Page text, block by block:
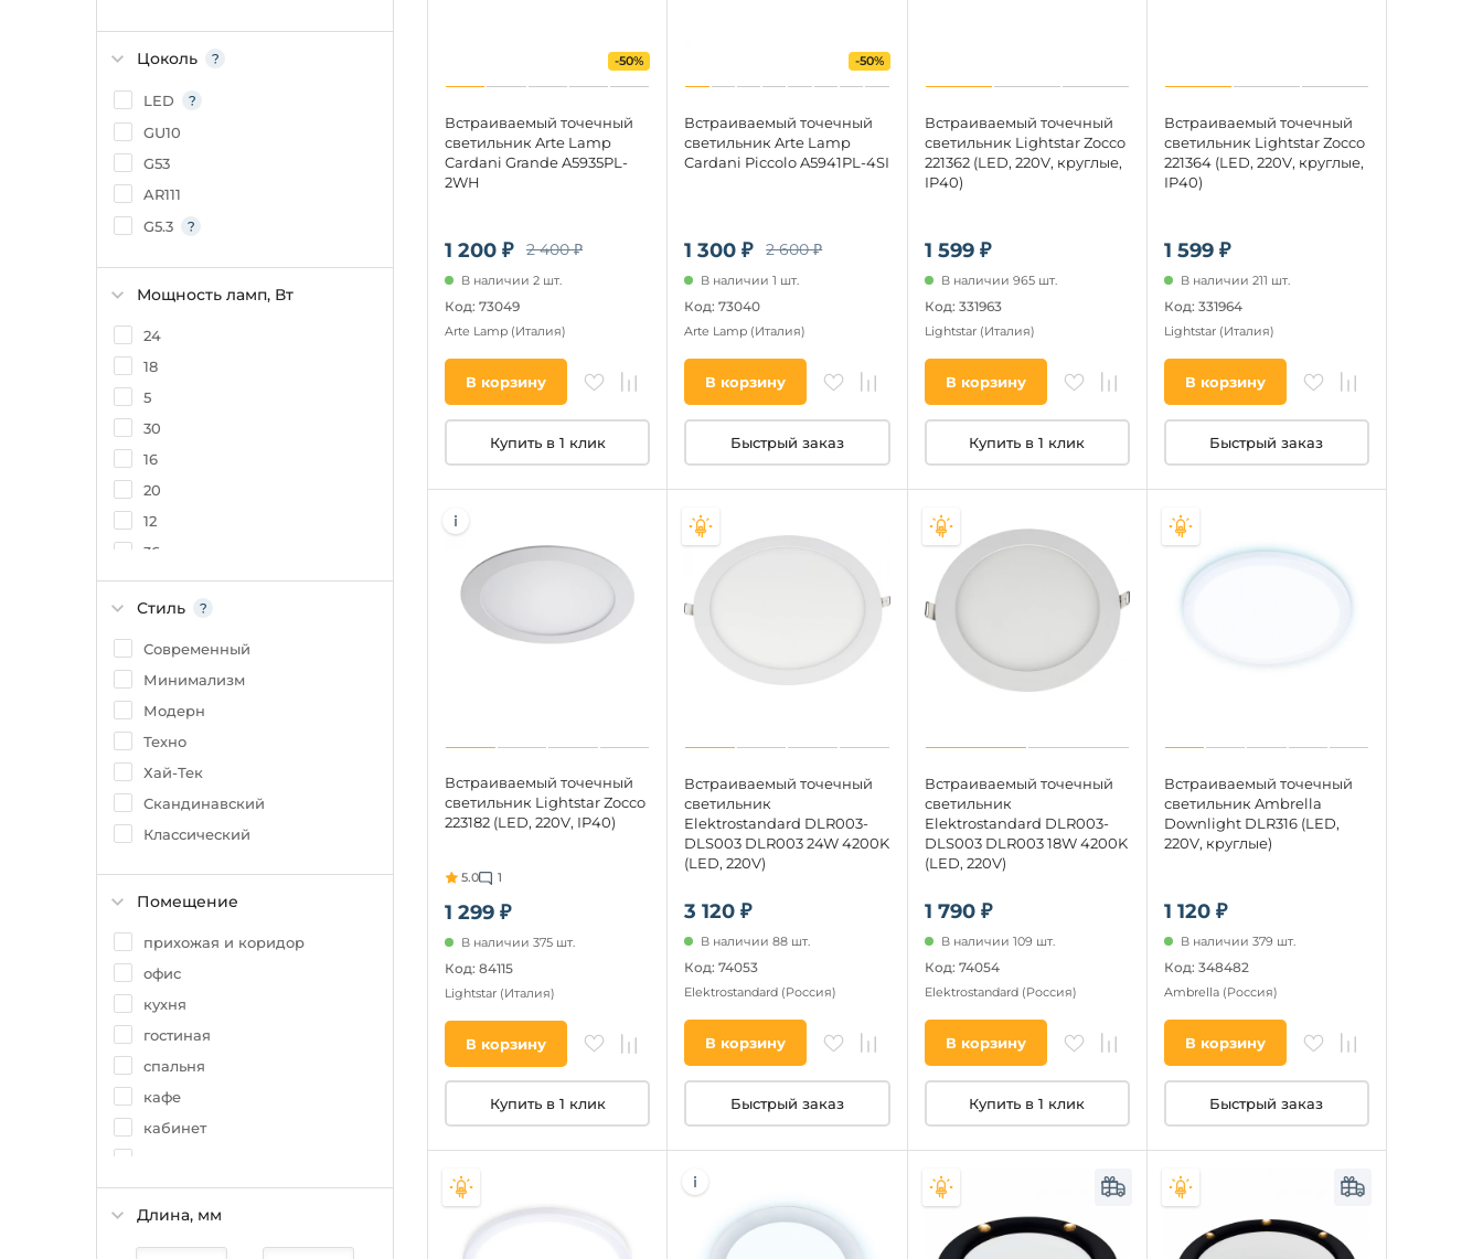
Цоколь
LED
GU10
G53
AR111
G5.3
Мощность ламп, Вт
24
18
5
30
16
20
12
36
26
40
50
13
27
6
Стиль
Современный
Минимализм
Модерн
Техно
Хай-Тек
Скандинавский
Классический
Помещение
прихожая и коридор
офис
кухня
гостиная
спальня
кафе
кабинет
ванная
холл
зал
Длина, мм
1 200 ₽ 2 400 ₽
-50%
Встраиваемый точечный
светильник Arte Lamp
Cardani Grande A5935PL-
2WH
В наличии 2 шт.
Код: 73049
Arte Lamp (Италия)
В корзину
Купить в 1 клик
1 300 ₽ 2 600 ₽
-50%
Встраиваемый точечный
светильник Arte Lamp
Cardani Piccolo A5941PL-4SI
В наличии 1 шт.
Код: 73040
Arte Lamp (Италия)
В корзину
Быстрый заказ
1 599 ₽
Встраиваемый точечный
светильник Lightstar Zocco
221362 (LED, 220V, круглые,
IP40)
В наличии 965 шт.
Код: 331963
Lightstar (Италия)
В корзину
Купить в 1 клик
1 599 ₽
Встраиваемый точечный
светильник Lightstar Zocco
221364 (LED, 220V, круглые,
IP40)
В наличии 211 шт.
Код: 331964
Lightstar (Италия)
В корзину
Быстрый заказ
1 299 ₽
Встраиваемый точечный
светильник Lightstar Zocco
223182 (LED, 220V, IP40)
5.0 1
В наличии 375 шт.
Код: 84115
Lightstar (Италия)
В корзину
Купить в 1 клик
3 120 ₽
Встраиваемый точечный
светильник
Elektrostandard DLR003-
DLS003 DLR003 24W 4200K
(LED, 220V)
В наличии 88 шт.
Код: 74053
Elektrostandard (Россия)
В корзину
Быстрый заказ
1 790 ₽
Встраиваемый точечный
светильник
Elektrostandard DLR003-
DLS003 DLR003 18W 4200K
(LED, 220V)
В наличии 109 шт.
Код: 74054
Elektrostandard (Россия)
В корзину
Купить в 1 клик
1 120 ₽
Встраиваемый точечный
светильник Ambrella
Downlight DLR316 (LED,
220V, круглые)
В наличии 379 шт.
Код: 348482
Ambrella (Россия)
В корзину
Быстрый заказ